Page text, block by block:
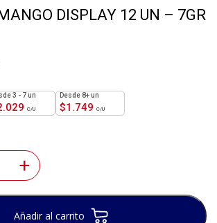
DISPLAY 12 UN – 7GR
3 - 7 un
$1.749
8+ un
+
Añadir al carrito